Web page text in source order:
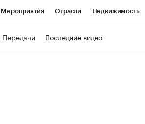
Мероприятия Отрасли Недвижимость
Передачи Последние видео